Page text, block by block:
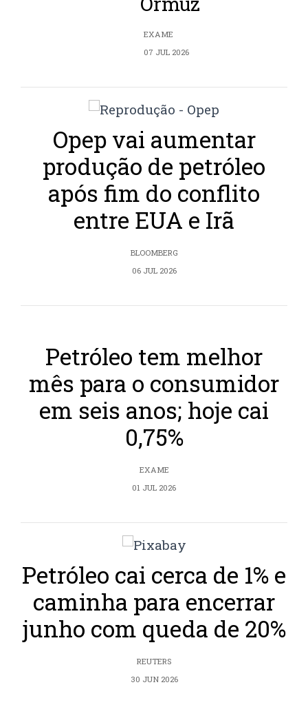
EXAME
07 JUL 2026
Opep vai aumentar
produção de petróleo
após fim do conflito
entre EUA e Irã
BLOOMBERG
06 JUL 2026
Petróleo tem melhor
mês para o consumidor
em seis anos; hoje cai
0,75%
EXAME
01 JUL 2026
Petróleo cai cerca de 1% e
caminha para encerrar
junho com queda de 20%
REUTERS
30 JUN 2026